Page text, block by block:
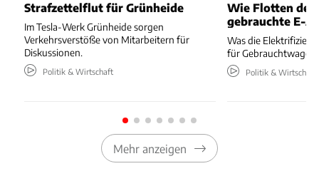
Strafzettelflut für Grünheide
Im Tesla-Werk Grünheide sorgen
Verkehrsverstöße von Mitarbeitern für
Diskussionen.
Politik & Wirtschaft
Wie Flotten
gebrauchte E-
Was die
für
Politik & Wirtschaft
Mehr anzeigen